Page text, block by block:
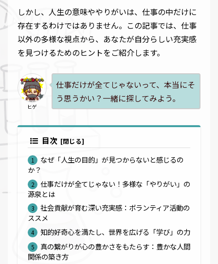
しかし、人生の意味ややりがいは、仕事の中だけに
存在するわけではありません。この記事では、仕事
以外の多様な視点から、あなたが自分らしい充実感
を見つけるためのヒントをご紹介します。
ヒゲ
仕事だけが全てじゃないって、本当にそ
う思うかい？一緒に探してみよう。
目次
なぜ「人生の目的」が見つからないと感じるの
か？
仕事だけが全てじゃない！多様な「やりがい」の
源泉とは
社会貢献が育む深い充実感：ボランティア活動の
ススメ
知的好奇心を満たし、世界を広げる「学び」の力
真の繋がりが心の豊かさをもたらす：豊かな人間
関係の築き方